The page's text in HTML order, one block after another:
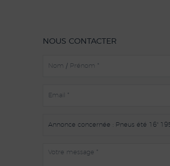
NOUS CONTACTER